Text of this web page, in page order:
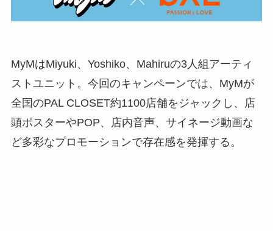
MyMはMiyuki、Yoshiko、Mahiruの3人組アーティ
ストユニット。今回のキャンペーンでは、MyMが
全国のPAL CLOSET約1100店舗をジャックし、店
頭ポスターやPOP、店内音声、サイネージ動画な
ど多彩なプロモーションで存在感を発揮する。